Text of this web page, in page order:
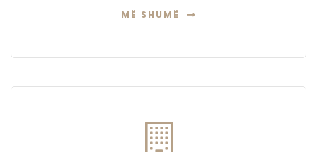
MË SHUMË